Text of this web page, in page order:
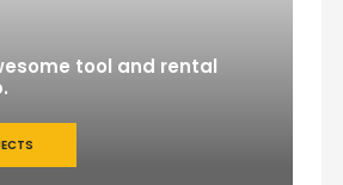
tool and rental